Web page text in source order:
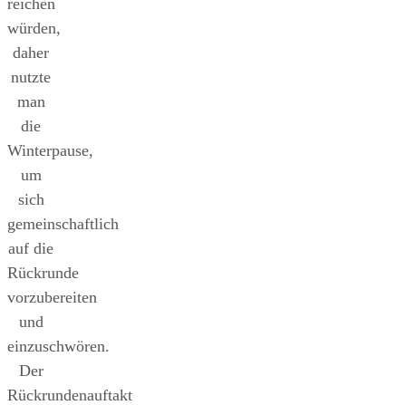
würden,
daher
nutzte
man
die
Winterpause,
um
sich
gemeinschaftlich
auf die
Rückrunde
vorzubereiten
und
einzuschwören.
Der
Rückrundenauftakt